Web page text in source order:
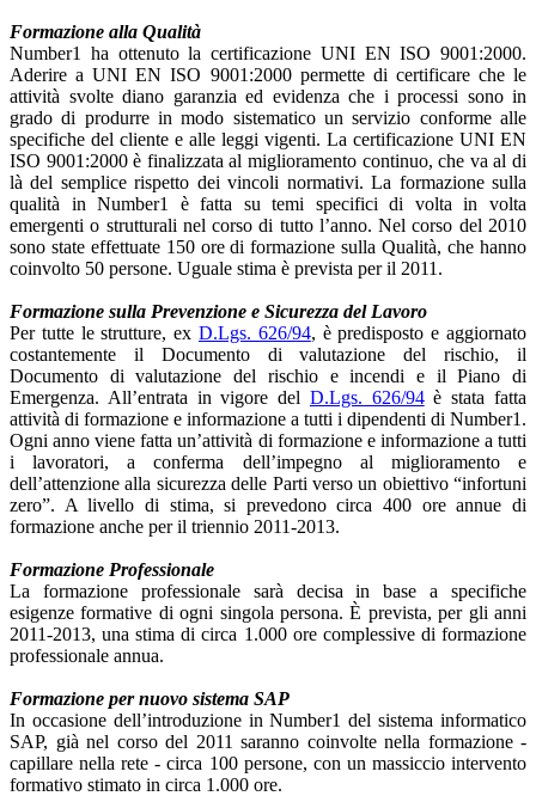
Formazione alla Qualità
Number1 ha ottenuto la certificazione UNI EN ISO 9001:2000.
Aderire a UNI EN ISO 9001:2000 permette di certificare che le
attività svolte diano garanzia ed evidenza che i processi sono in
grado di produrre in modo sistematico un servizio conforme alle
specifiche del cliente e alle leggi vigenti. La certificazione UNI EN
ISO 9001:2000 è finalizzata al miglioramento continuo, che va al di
là del semplice rispetto dei vincoli normativi. La formazione sulla
qualità in Number1 è fatta su temi specifici di volta in volta
emergenti o strutturali nel corso di tutto l’anno. Nel corso del 2010
sono state effettuate 150 ore di formazione sulla Qualità, che hanno
coinvolto 50 persone. Uguale stima è prevista per il 2011.
Formazione sulla Prevenzione e Sicurezza del Lavoro
Per tutte le strutture, ex D.Lgs. 626/94, è predisposto e aggiornato
costantemente il Documento di valutazione del rischio, il
Documento di valutazione del rischio e incendi e il Piano di
Emergenza. All’entrata in vigore del D.Lgs. 626/94è stata fatta
attività di formazione e informazione a tutti i dipendenti di Number1.
Ogni anno viene fatta un’attività di formazione e informazione a tutti
i lavoratori, a conferma dell’impegno al miglioramento e
dell’attenzione alla sicurezza delle Parti verso un obiettivo “infortuni
zero”. A livello di stima, si prevedono circa 400 ore annue di
formazione anche per il triennio 2011-2013.
Formazione Professionale
La formazione professionale sarà decisa in base a specifiche
esigenze formative di ogni singola persona. È prevista, per gli anni
2011-2013, una stima di circa 1.000 ore complessive di formazione
professionale annua.
Formazione per nuovo sistema SAP
In occasione dell’introduzione in Number1 del sistema informatico
SAP, già nel corso del 2011 saranno coinvolte nella formazione -
capillare nella rete - circa 100 persone, con un massiccio intervento
formativo stimato in circa 1.000 ore.